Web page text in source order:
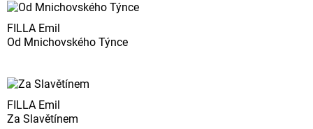
FILLA Emil
Od Mnichovského Týnce
FILLA Emil
Za Slavětínem